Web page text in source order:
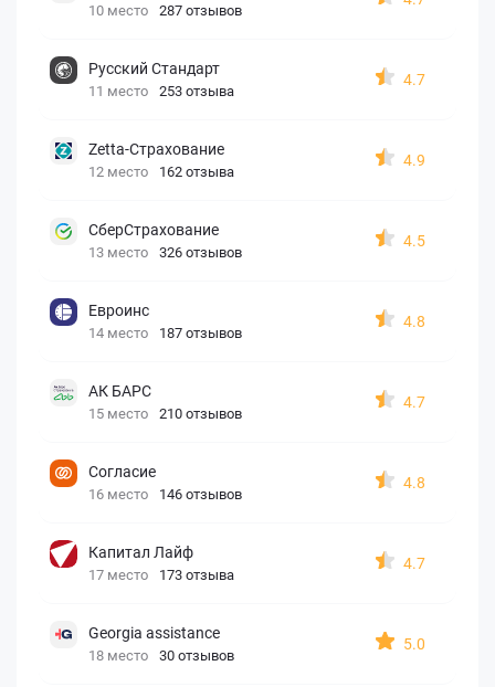
10 место 287 отзывов
Русский Стандарт
11 место 253 отзыва
4.7
Zetta-Страхование
12 место 162 отзыва
4.9
СберСтрахование
13 место 326 отзывов
4.5
Евроинс
14 место 187 отзывов
4.8
АК БАРС
15 место 210 отзывов
4.7
Согласие
16 место 146 отзывов
4.8
Капитал Лайф
17 место 173 отзыва
4.7
Georgia assistance
18 место 30 отзывов
5.0